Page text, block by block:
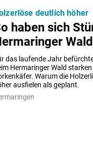
haben sich
das laufende Jahr
Hermaringer Wald
Warum die
ausfielen als geplant.
deutlich höher